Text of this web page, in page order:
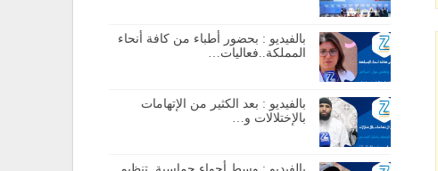
بالفيديو : بحضور أطباء من كافة أنحاء
المملكة..فعاليات…
بالفيديو : بعد الكثير من الإتهامات
بالإختلالات و…